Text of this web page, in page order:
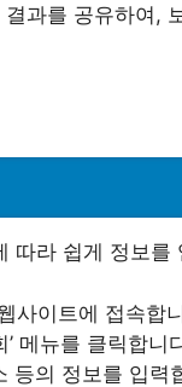
과를 공유하여,
따라 쉽게 정보를
사이트에 접속합
메뉴를 클릭합니
등의 정보를 입력